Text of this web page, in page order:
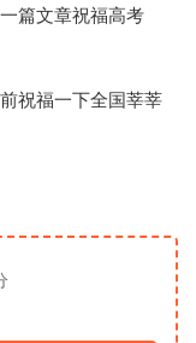
篇文章祝福高考
祝福一下全国莘莘